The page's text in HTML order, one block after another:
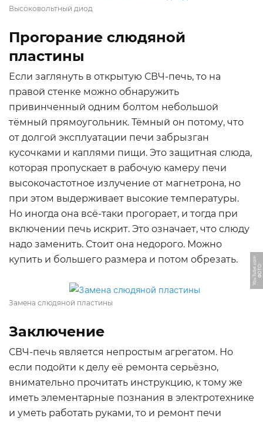
Высоковольтный диод
Прогорание слюдяной
пластины
Если заглянуть в открытую СВЧ-печь, то на
правой стенке можно обнаружить
привинченный одним болтом небольшой
тёмный прямоугольник. Тёмный он потому, что
от долгой эксплуатации печи забрызган
кусочками и каплями пищи. Это защитная слюда,
которая пропускает в рабочую камеру печи
высокочастотное излучение от магнетрона, но
при этом выдерживает высокие температуры.
Но иногда она всё-таки прогорает, и тогда при
включении печь искрит. Это означает, что слюду
надо заменить. Стоит она недорого. Можно
купить и большего размера и потом обрезать.
Ф
О
Т
О:
Y
o
u
T
u
b
e.
c
o
m
Замена слюдяной пластины
Заключение
СВЧ-печь является непростым агрегатом. Но
если подойти к делу её ремонта серьёзно,
внимательно прочитать инструкцию, к тому же
иметь элементарные познания в электротехнике
и уметь работать руками, то и ремонт печи